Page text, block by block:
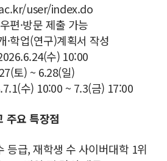
user/index.do
편·방문 제출 가능
·학업(연구)계획서 작성
수) 10:00
토) ~ 6.28(일)
수) 10:00 ~ 7.3(금) 17:00
주요 특장점
등급, 재학생 수 사이버대학 1위